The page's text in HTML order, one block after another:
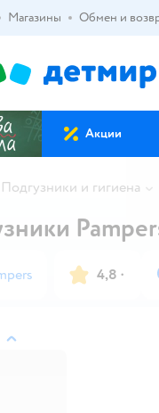
доставки.
Магазины Обмен и
Акции
Подгузники и гигиена
назад
4,8 ·